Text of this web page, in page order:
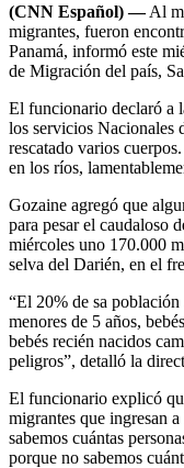
(CNN Español) —Al
migrantes, fueron
Panamá, informó este
de Migración del país,
El funcionario declaró a
los servicios Nacionales
rescatado varios
en los ríos,
Gozaine agregó que
para pesar el caudaloso
miércoles uno 170.000
selva del Darién, en el
“El 20% de sa
menores de 5 años,
bebés recién nacidos
peligros”, detalló la
El funcionario explicó
migrantes que ingresan
sabemos cuántas
porque no sabemos